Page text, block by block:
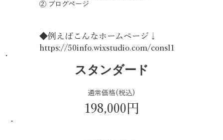
② ブログページ
◆例えばこんなホームページ↓
https://50info.wixstudio.com/consl1
スタンダード
通常価格(税込)
198,000円